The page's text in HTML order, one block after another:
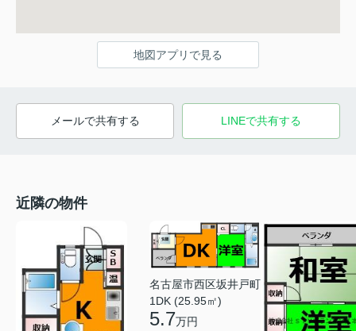
地図アプリで見る
メールで共有する LINEで共有する
近隣の物件
名古屋市西区坂井戸町
1DK (25.95㎡)
5.7万円